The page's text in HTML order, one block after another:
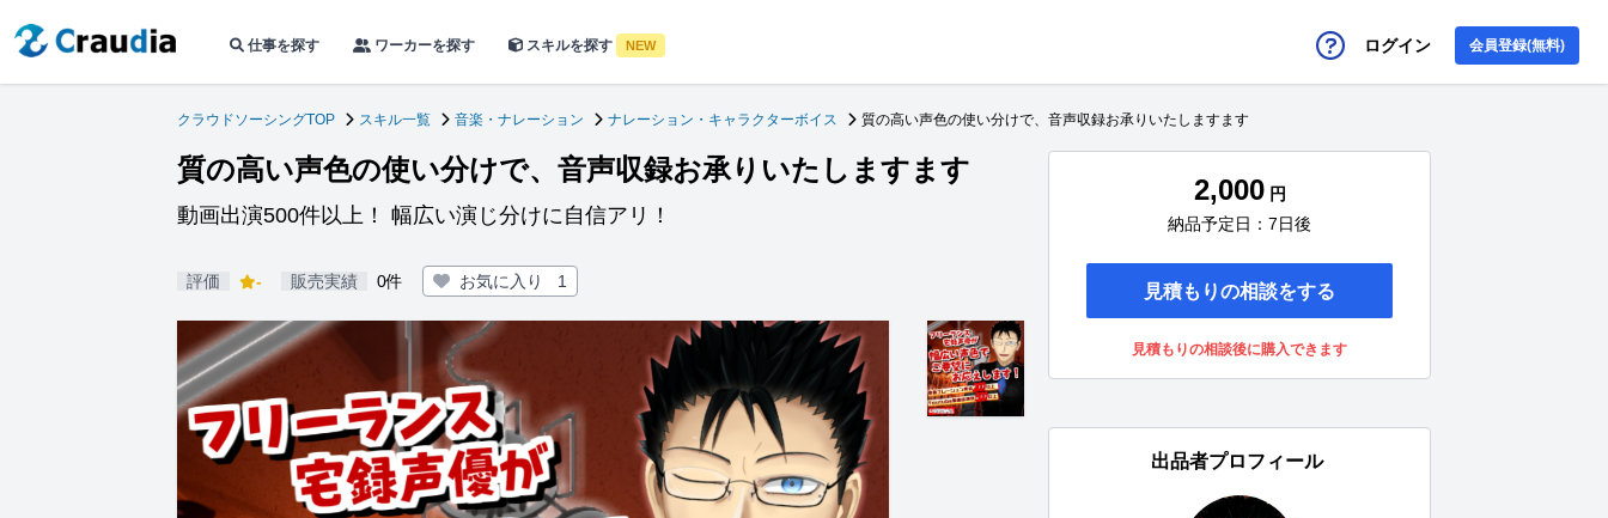
仕事を探す ワーカーを探す スキルを探す NEW ログイン 会員登録(無料)
クラウドソーシングTOP スキル一覧 音楽・ナレーション ナレーション・キャラクターボイス 質の高い声色の使い分けで、音声収録お承りいたしますます
質の高い声色の使い分けで、音声収録お承りいたしますます
動画出演500件以上！ 幅広い演じ分けに自信アリ！
評価 - 販売実績 0件 お気に入り 1
2,000 円
納品予定日：7日後
見積もりの相談をする
見積もりの相談後に購入できます
出品者プロフィール